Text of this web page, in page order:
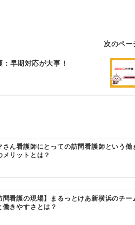
次のペー
早期対応が大事！
さん看護師にとっての訪問看護師という働
メリットとは？
問看護の現場】まるっとけあ新横浜のチー
働きやすさとは？